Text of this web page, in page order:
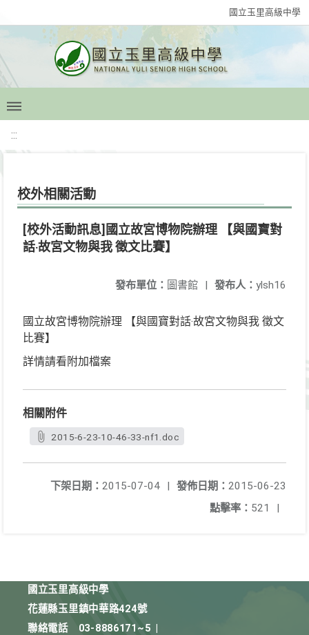
國立玉里高級中學
:::
校外相關活動
[校外活動訊息]國立故宮博物院辦理 【與國寶對
話‧故宮文物與我 徵文比賽】
發布人： ylsh16
發布單位： 圖書館 |
國立故宮博物院辦理 【與國寶對話‧故宮文物與我 徵文
比賽】
詳情請看附加檔案
相關附件
2015-6-23-10-46-33-nf1.doc
發佈日期： 2015-06-23
下架日期： 2015-07-04
|
點擊率： 521 |
國立玉里高級中學
花蓮縣玉里鎮中華路424號
聯絡電話
03-8886171~5